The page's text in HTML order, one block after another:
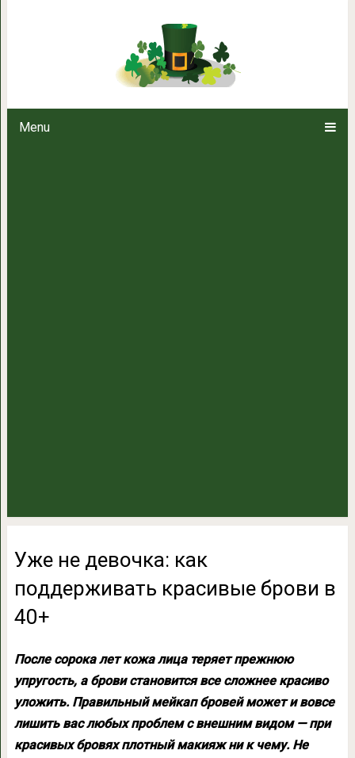
Menu
Уже не девочка: как
Уже не девочка: как
поддерживать красивые брови в
40+
После сорока лет кожа лица теряет прежнюю
упругость, а брови становится все сложнее красиво
уложить. Правильный мейкап бровей может и вовсе
лишить вас любых проблем с внешним видом — при
красивых бровях плотный макияж ни к чему. Не